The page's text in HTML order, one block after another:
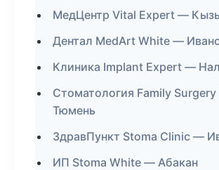
МедЦентр Vital Expert —
Дентал MedArt White —
Клиника Implant Expert —
Стоматология Family
Тюмень
ЗдравПункт Stoma Clinic —
ИП Stoma White — Абакан